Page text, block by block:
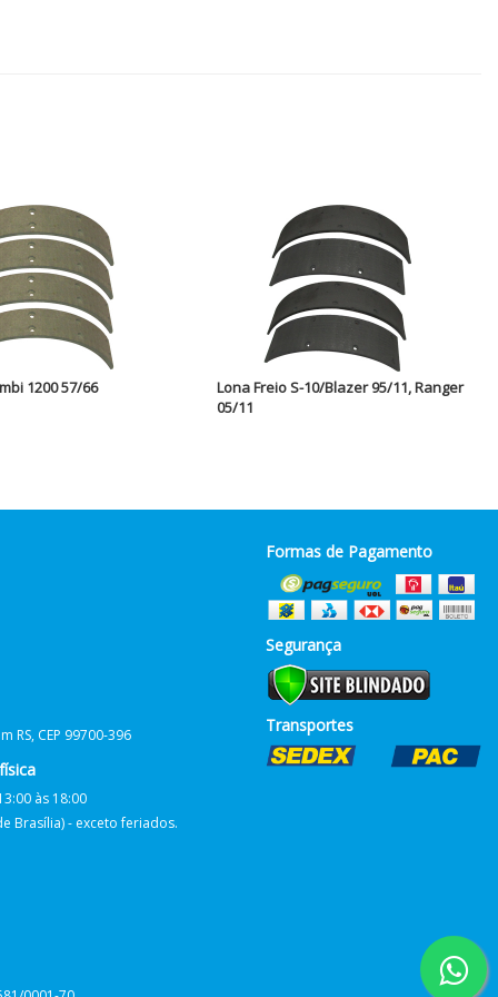
1200 57/66
Lona Freio S-10/Blazer 95/11, Ranger
05/11
RS, CEP 99700-396
às 18:00
Brasília) - exceto feriados.
Formas de Pagamento
Segurança
Transportes